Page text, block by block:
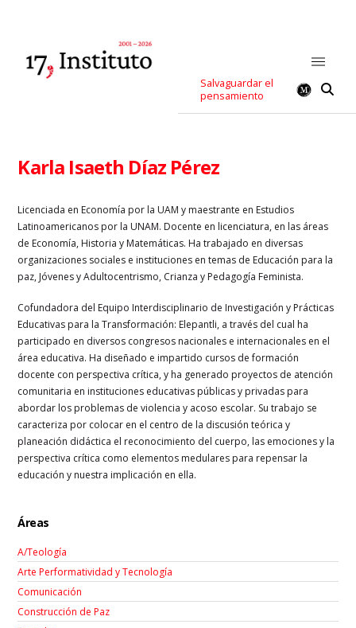
Salvaguardar el
pensamiento
Karla Isaeth Díaz Pérez
Licenciada en Economía por la UAM y maestrante en Estudios
Latinoamericanos por la UNAM. Docente en licenciatura, en las áreas
de Economía, Historia y Matemáticas. Ha trabajado en diversas
organizaciones sociales e instituciones en temas de Educación para la
paz, Jóvenes y Adultocentrismo, Crianza y Pedagogía Feminista.
Cofundadora del Equipo Interdisciplinario de Investigación y Prácticas
Educativas para la Transformación: Elepantli, a través del cual ha
participado en diversos congresos nacionales e internacionales en el
área educativa. Ha diseñado e impartido cursos de formación
docente con perspectiva crítica, y ha generado proyectos de atención
comunitaria en instituciones educativas públicas y privadas para
abordar los problemas de violencia y acoso escolar. Su trabajo se
caracteriza por colocar en el centro de la discusión teórica y
planeación didáctica el reconocimiento del cuerpo, las emociones y la
perspectiva crítica como elementos medulares para repensar la
educación y nuestra implicación en ella.
Áreas
A/Teología
Arte Performatividad y Tecnología
Comunicación
Construcción de Paz